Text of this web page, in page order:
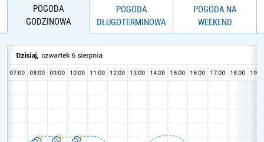
POGODA
GODZINOWA
POGODA
DŁUGOTERMINOWA
POGODA NA
WEEKEND